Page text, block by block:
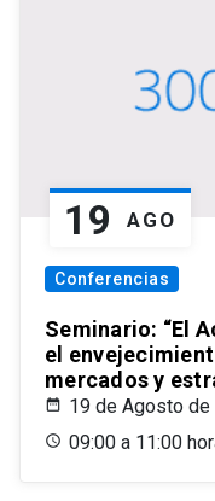
19 AGO
Conferencias
Seminario: “El
el
mercados y
19 de Agosto de
09:00 a 11:00